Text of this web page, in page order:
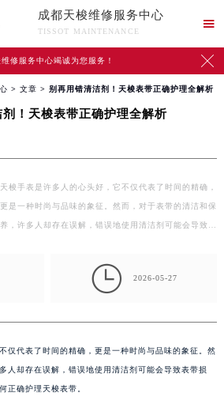
成都天梭维修服务中心
TISSOT MAINTENANCE

修服务中心竭诚为您服务！ 
> 文章 > 别再用错清洁剂！天梭表带正确护理全解析
！天梭表带正确护理全解析
天梭手表是许多人的心头好，它不仅代表了时间的精确，
更是一种时尚与品味的象征。然而，对于表带的清洁和保
养，许多人却存在误解，错误地使用清洁剂可能会导致表
 2026-05-27
仅代表了时间的精确，更是一种时尚与品味的象征。然
人却存在误解，错误地使用清洁剂可能会导致表带损
正确护理天梭表带。